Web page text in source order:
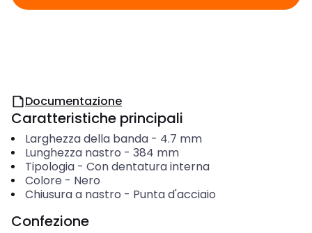
Documentazione
Caratteristiche principali
Larghezza della banda- 4.7 mm
Lunghezza nastro - 384 mm
Tipologia- Con dentatura interna
Colore - Nero
Chiusura a nastro - Punta d'acciaio
Confezione